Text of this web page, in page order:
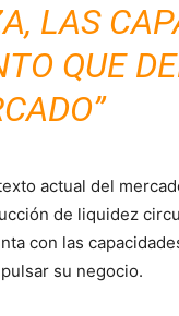
LAS
QUE
actual del
de liquidez
con las
su negocio.